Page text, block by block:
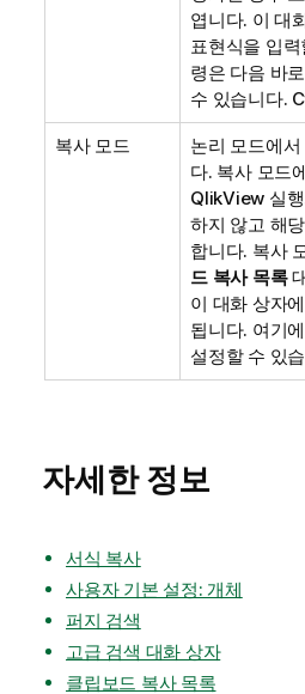
엽니다. 이 대
표현식을 입
령은 다음 바
수 있습니다.
복사 모드
논리 모드에
다. 복사 모드
QlikView 실
하지 않고 해
합니다. 복사
드 복사 목록
이 대화 상자
됩니다. 여기
설정할 수 있
자세한 정보
서식 복사
사용자 기본 설정: 개체
퍼지 검색
고급 검색 대화 상자
클립보드 복사 목록